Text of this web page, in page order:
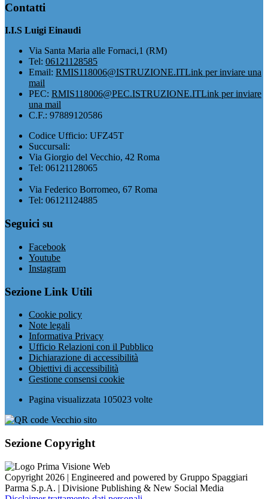
Contatti
I.I.S Luigi Einaudi
Via Santa Maria alle Fornaci,1 (RM)
Tel: 06121128585
Email: RMIS118006@ISTRUZIONE.ITLink per inviare una
mail
PEC: RMIS118006@PEC.ISTRUZIONE.ITLink per inviare
una mail
C.F.: 97889120586
Codice Ufficio: UFZ45T
Succursali:
Via Giorgio del Vecchio, 42 Roma
Tel: 06121128065
Via Federico Borromeo, 67 Roma
Tel: 06121124885
Seguici su
Facebook
Youtube
Instagram
Sezione Link Utili
Cookie policy
Note legali
Informativa Privacy
Ufficio Relazioni con il Pubblico
Dichiarazione di accessibilità
Obiettivi di accessibilità
Gestione consensi cookie
Pagina visualizzata 105023 volte
Sezione Copyright
Copyright 2026 | Engineered and powered by Gruppo Spaggiari
Parma S.p.A. | Divisione Publishing & New Social Media